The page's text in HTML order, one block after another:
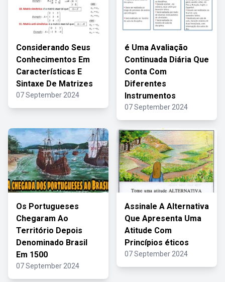
Considerando Seus
Conhecimentos Em
Características E
Sintaxe De Matrizes
07 September 2024
é Uma Avaliação
Continuada Diária Que
Conta Com
Diferentes
Instrumentos
07 September 2024
Os Portugueses
Chegaram Ao
Território Depois
Denominado Brasil
Em 1500
07 September 2024
Assinale A Alternativa
Que Apresenta Uma
Atitude Com
Princípios éticos
07 September 2024